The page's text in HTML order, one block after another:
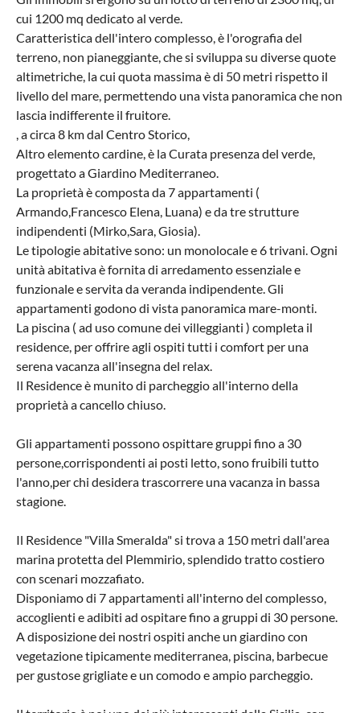
cui 1200 mq dedicato al verde.
Caratteristica dell'intero complesso, è l'orografia del
terreno, non pianeggiante, che si sviluppa su diverse quote
altimetriche, la cui quota massima è di 50 metri rispetto il
livello del mare, permettendo una vista panoramica che non
lascia indifferente il fruitore.
, a circa 8 km dal Centro Storico,
Altro elemento cardine, è la Curata presenza del verde,
progettato a Giardino Mediterraneo.
La proprietà è composta da 7 appartamenti (
Armando,Francesco Elena, Luana) e da tre strutture
indipendenti (Mirko,Sara, Giosia).
Le tipologie abitative sono: un monolocale e 6 trivani. Ogni
unità abitativa è fornita di arredamento essenziale e
funzionale e servita da veranda indipendente. Gli
appartamenti godono di vista panoramica mare-monti.
La piscina ( ad uso comune dei villeggianti ) completa il
residence, per offrire agli ospiti tutti i comfort per una
serena vacanza all'insegna del relax.
Il Residence è munito di parcheggio all'interno della
proprietà a cancello chiuso.
Gli appartamenti possono ospittare gruppi fino a 30
persone,corrispondenti ai posti letto, sono fruibili tutto
l'anno,per chi desidera trascorrere una vacanza in bassa
stagione.
Il Residence "Villa Smeralda" si trova a 150 metri dall'area
marina protetta del Plemmirio, splendido tratto costiero
con scenari mozzafiato.
Disponiamo di 7 appartamenti all'interno del complesso,
accoglienti e adibiti ad ospitare fino a gruppi di 30 persone.
A disposizione dei nostri ospiti anche un giardino con
vegetazione tipicamente mediterranea, piscina, barbecue
per gustose grigliate e un comodo e ampio parcheggio.